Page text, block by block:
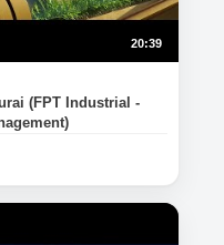
20:39
(FPT Industrial -